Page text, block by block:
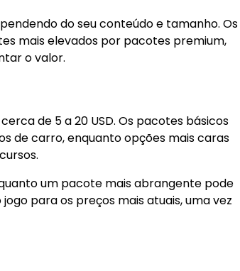
do seu conteúdo e tamanho. Os
mais elevados por pacotes premium,
o valor.
de 5 a 20 USD. Os pacotes básicos
de carro, enquanto opções mais caras
um pacote mais abrangente pode
para os preços mais atuais, uma vez